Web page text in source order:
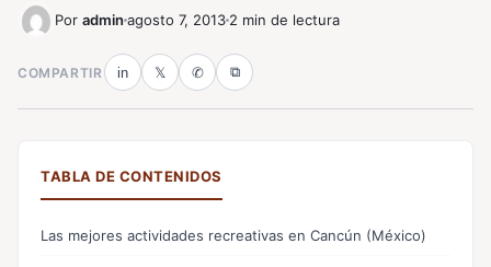
Por admin agosto 7, 2013 2 min de lectura
COMPARTIR in 𝕏 ✆ ⧉
TABLA DE CONTENIDOS
Las mejores actividades recreativas en Cancún (México)